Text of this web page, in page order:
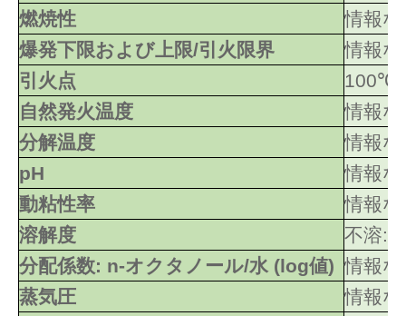
燃焼性
情報
爆発下限および上限/引火限界
情報
引火点
100℃
自然発火温度
情報
分解温度
情報
pH
情報
動粘性率
情報
溶解度
不溶:
分配係数: n-オクタノール/水 (log値) 情報
蒸気圧
情報